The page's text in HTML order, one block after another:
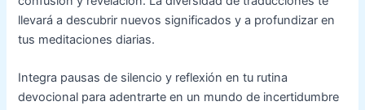
llevará a descubrir nuevos significados y a profundizar en
tus meditaciones diarias.
Integra pausas de silencio y reflexión en tu rutina
devocional para adentrarte en un mundo de incertidumbre